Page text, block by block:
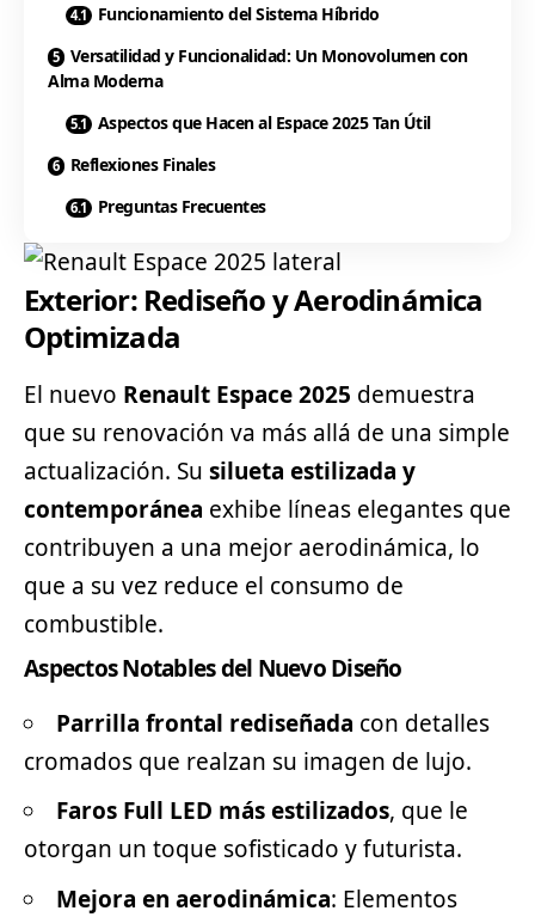
Funcionamiento del Sistema Híbrido
Versatilidad y Funcionalidad: Un Monovolumen con
Alma Moderna
Aspectos que Hacen al Espace 2025 Tan Útil
Reflexiones Finales
Preguntas Frecuentes
Exterior: Rediseño y Aerodinámica
Optimizada
El nuevo Renault Espace 2025 demuestra
que su renovación va más allá de una simple
actualización. Su silueta estilizada y
contemporánea exhibe líneas elegantes que
contribuyen a una mejor aerodinámica, lo
que a su vez reduce el consumo de
combustible.
Aspectos Notables del Nuevo Diseño
Parrilla frontal rediseñada con detalles
cromados que realzan su imagen de lujo.
Faros Full LED más estilizados, que le
otorgan un toque sofisticado y futurista.
Mejora en aerodinámica: Elementos